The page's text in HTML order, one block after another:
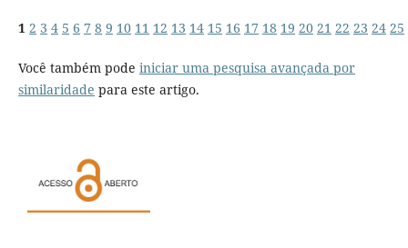
1 2 3 4 5 6 7 8 9 10 11 12 13 14 15 16 17 18 19 20 21 22 23 24 25
Você também pode iniciar uma pesquisa avançada por
similaridade para este artigo.